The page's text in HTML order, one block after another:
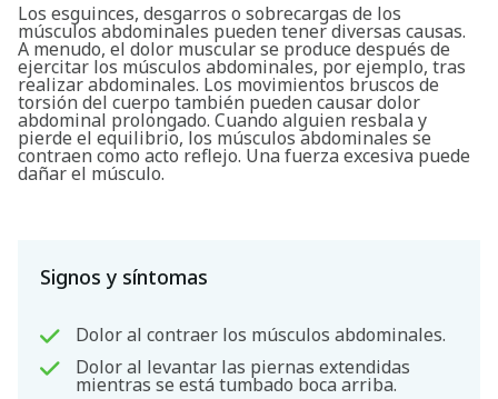
Los esguinces, desgarros o sobrecargas de los
músculos abdominales pueden tener diversas causas.
A menudo, el dolor muscular se produce después de
ejercitar los músculos abdominales, por ejemplo, tras
realizar abdominales. Los movimientos bruscos de
torsión del cuerpo también pueden causar dolor
abdominal prolongado. Cuando alguien resbala y
pierde el equilibrio, los músculos abdominales se
contraen como acto reflejo. Una fuerza excesiva puede
dañar el músculo.
Signos y síntomas
Dolor al contraer los músculos abdominales.
Dolor al levantar las piernas extendidas
mientras se está tumbado boca arriba.